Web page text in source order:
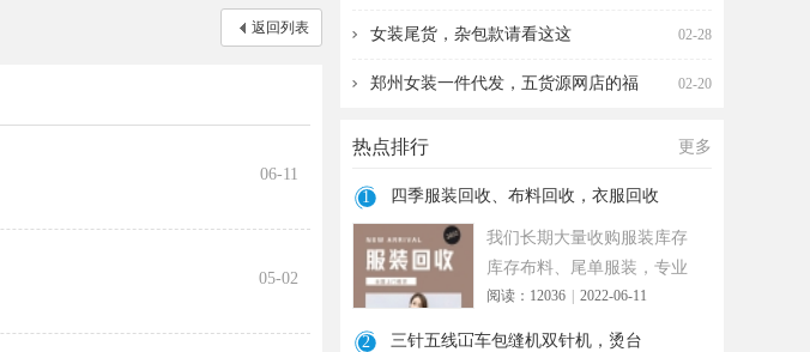
返回列表
06-11
05-02
女装尾货，杂包款请看这这 02-28
郑州女装一件代发，五货源网店的福 02-20
热点排行 更多
1 四季服装回收、布料回收，衣服回收
我们长期大量收购服装库存
库存布料、尾单服装，专业
诚信共赢， 实力雄厚 ！ 长期
面向
阅读：12036 2022-06-11
2 三针五线冚车包缝机双针机，烫台